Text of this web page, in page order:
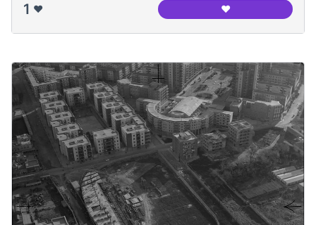
1 ❤️ ❤️Interior del